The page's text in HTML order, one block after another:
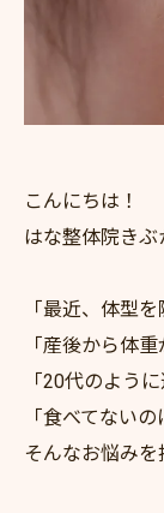
こんにちは！
はな整体院きぶ
「最近、体型
「産後から体
「20代のよう
「食べてないの
そんなお悩みを